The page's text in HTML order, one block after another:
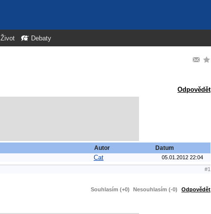
Život Debaty
Odpovědět
Autor Datum
Cat 05.01.2012 22:04
#1
Souhlasím (+0) Nesouhlasím (-0) Odpovědět